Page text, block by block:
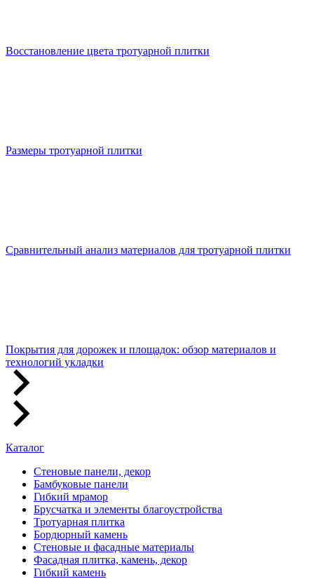
Восстановление цвета тротуарной плитки
Размеры тротуарной плитки
Сравнительный анализ материалов для тротуарной плитки
Покрытия для дорожек и площадок: обзор материалов и
технологий укладки
Каталог
Стеновые панели, декор
Бамбуковые панели
Гибкий мрамор
Брусчатка и элементы благоустройства
Тротуарная плитка
Бордюрный камень
Стеновые и фасадные материалы
Фасадная плитка, камень, декор
Гибкий камень